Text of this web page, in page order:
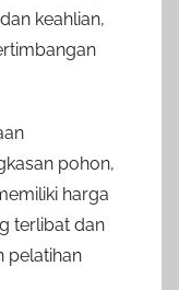
keahlian,
pohon,
harga
terlibat dan
pelatihan